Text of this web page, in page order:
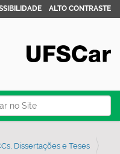
ALTO CONTRASTE
Dissertações e Teses